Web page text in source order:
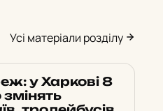
Усі матеріали розділу
у Харкові 8